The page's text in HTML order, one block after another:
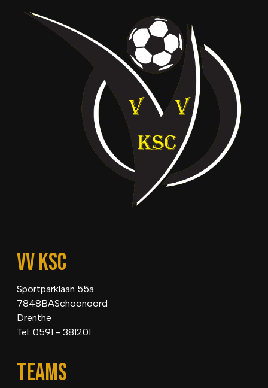
VV KSC
Sportparklaan 55a
7848BASchoonoord
Drenthe
Tel: 0591 - 381201
TEAMS